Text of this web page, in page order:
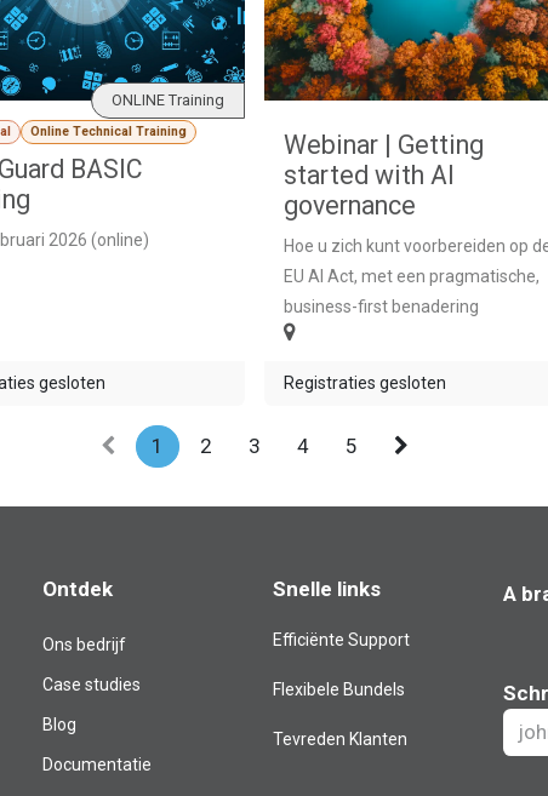
Online Technical Training
BASIC
2026 (online)
ONLINE Training
gesloten
Webinar | Getting
started with AI
governance
Hoe u zich kunt voorbereiden op
EU AI Act, met een pragmatische,
business-first benadering
Registraties gesloten
1 2 3 4 5
Ontdek
Ons bedrijf
Case studies
Blog​
Documentatie
Snelle links
Efficiënte Support
Flexibele Bundels
Tevreden Klanten
A